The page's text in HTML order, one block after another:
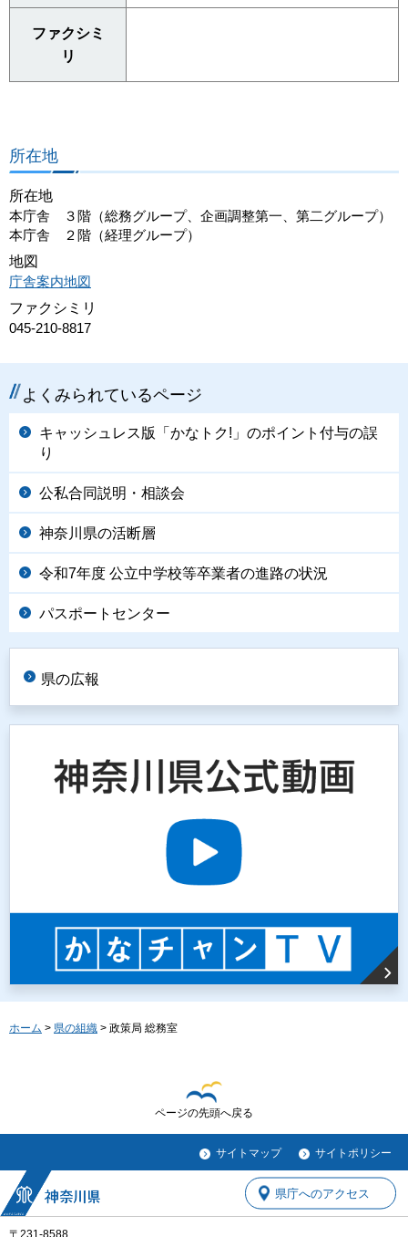
ファクシミ
リ
所在地
所在地
本庁舎 ３階（総務グループ、企画調整第一、第二グループ）
本庁舎 ２階（経理グループ）
地図
庁舎案内地図
ファクシミリ
045-210-8817
よくみられているページ
キャッシュレス版「かなトク!」のポイント付与の誤
り
公私合同説明・相談会
神奈川県の活断層
令和7年度 公立中学校等卒業者の進路の状況
パスポートセンター
県の広報
ホーム > 県の組織 > 政策局 総務室
ページの先頭へ戻る
サイトマップ サイトポリシー
県庁へのアクセス